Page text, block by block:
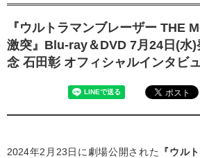
『ウルトラマンブレーザー THE
激突』Blu-ray＆DVD 7月24日(水)
念 石田彰 オフィシャルインタビ
2024年2月23日に劇場公開された
『ウル